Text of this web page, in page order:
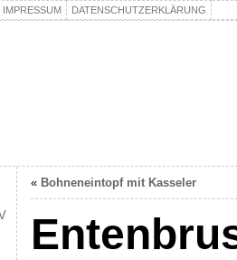
IMPRESSUM DATENSCHUTZERKLÄRUNG
« Bohneneintopf mit Kasseler